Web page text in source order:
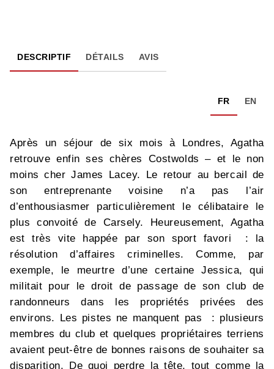
DESCRIPTIF DÉTAILS AVIS
FR EN
Après un séjour de six mois à Londres, Agatha
retrouve enfin ses chères Costwolds – et le non
moins cher James Lacey. Le retour au bercail de
son entreprenante voisine n’a pas l’air
d’enthousiasmer particulièrement le célibataire le
plus convoité de Carsely. Heureusement, Agatha
est très vite happée par son sport favori : la
résolution d’affaires criminelles. Comme, par
exemple, le meurtre d’une certaine Jessica, qui
militait pour le droit de passage de son club de
randonneurs dans les propriétés privées des
environs. Les pistes ne manquent pas : plusieurs
membres du club et quelques propriétaires terriens
avaient peut-être de bonnes raisons de souhaiter sa
disparition. De quoi perdre la tête, tout comme la